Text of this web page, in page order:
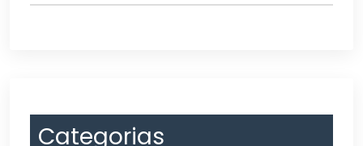
Categorias